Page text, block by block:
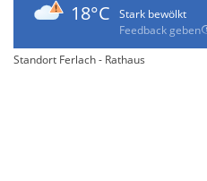
18°C
Stark bewölkt
Feedback geben
Standort Ferlach - Rathaus